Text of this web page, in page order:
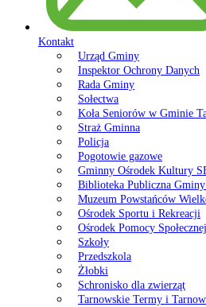
Kontakt
Urząd Gminy
Inspektor Ochrony Danych
Rada Gminy
Sołectwa
Koła Seniorów w Gminie
Straż Gminna
Policja
Pogotowie gazowe
Gminny Ośrodek Kultury
Biblioteka Publiczna
Muzeum Powstańców
Ośrodek Sportu i Rekreacji
Ośrodek Pomocy Społecznej
Szkoły
Przedszkola
Żłobki
Schronisko dla zwierząt
Tarnowskie Termy i